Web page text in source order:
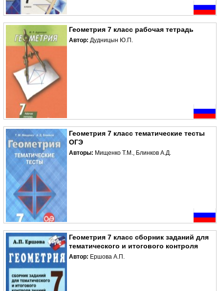
Геометрия 7 класс рабочая тетрадь
Автор: Дудницын Ю.П.
Геометрия 7 класс тематические тесты
ОГЭ
Авторы: Мищенко Т.М., Блинков А.Д.
Геометрия 7 класс сборник заданий для
тематического и итогового контроля
Автор: Ершова А.П.